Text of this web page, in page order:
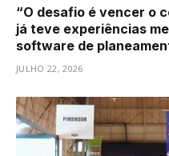
“O desafio é vencer o
já teve experiências
software de
JULHO 22, 2026